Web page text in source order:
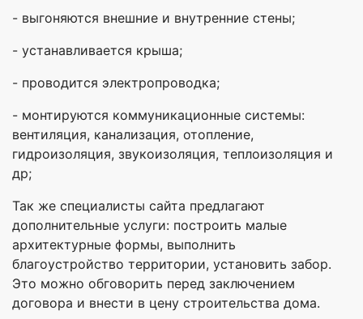
- выгоняются внешние и внутренние стены;
- устанавливается крыша;
- проводится электропроводка;
- монтируются коммуникационные системы:
вентиляция, канализация, отопление,
гидроизоляция, звукоизоляция, теплоизоляция и
др;
Так же специалисты сайта предлагают
дополнительные услуги: построить малые
архитектурные формы, выполнить
благоустройство территории, установить забор.
Это можно обговорить перед заключением
договора и внести в цену строительства дома.